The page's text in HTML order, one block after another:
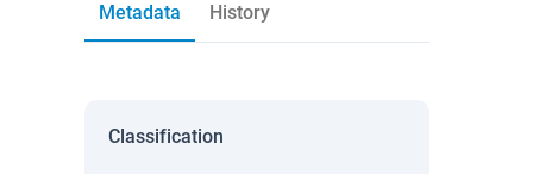
Metadata History
Classification